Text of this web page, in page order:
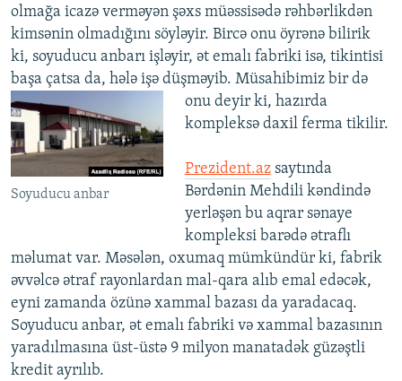
olmağa icazə verməyən şəxs müəssisədə rəhbərlikdən
kimsənin olmadığını söyləyir. Bircə onu öyrənə bilirik
ki, soyuducu anbarı işləyir, ət emalı fabriki isə, tikintisi
başa çatsa da, hələ işə düşməyib.
Soyuducu anbar
Müsahibimiz bir də
onu deyir ki, hazırda
kompleksə daxil ferma tikilir.
Prezident.azsaytında
Bərdənin Mehdili kəndində
yerləşən bu aqrar sənaye
kompleksi barədə ətraflı
məlumat var. Məsələn, oxumaq mümkündür ki, fabrik
əvvəlcə ətraf rayonlardan mal-qara alıb emal edəcək,
eyni zamanda özünə xammal bazası da yaradacaq.
Soyuducu anbar, ət emalı fabriki və xammal bazasının
yaradılmasına üst-üstə 9 milyon manatadək güzəştli
kredit ayrılıb.